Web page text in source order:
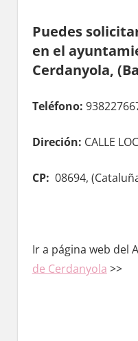
Puedes
en el
Cerdanyola,
Teléfono:
Direción: CALLE
CP: 08694, (
Ir а página web del
dе Cerdanyola >>